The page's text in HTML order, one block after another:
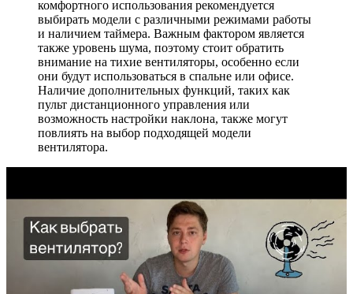
комфортного использования рекомендуется
выбирать модели с различными режимами работы
и наличием таймера. Важным фактором является
также уровень шума, поэтому стоит обратить
внимание на тихие вентиляторы, особенно если
они будут использоваться в спальне или офисе.
Наличие дополнительных функций, таких как
пульт дистанционного управления или
возможность настройки наклона, также могут
повлиять на выбор подходящей модели
вентилятора.